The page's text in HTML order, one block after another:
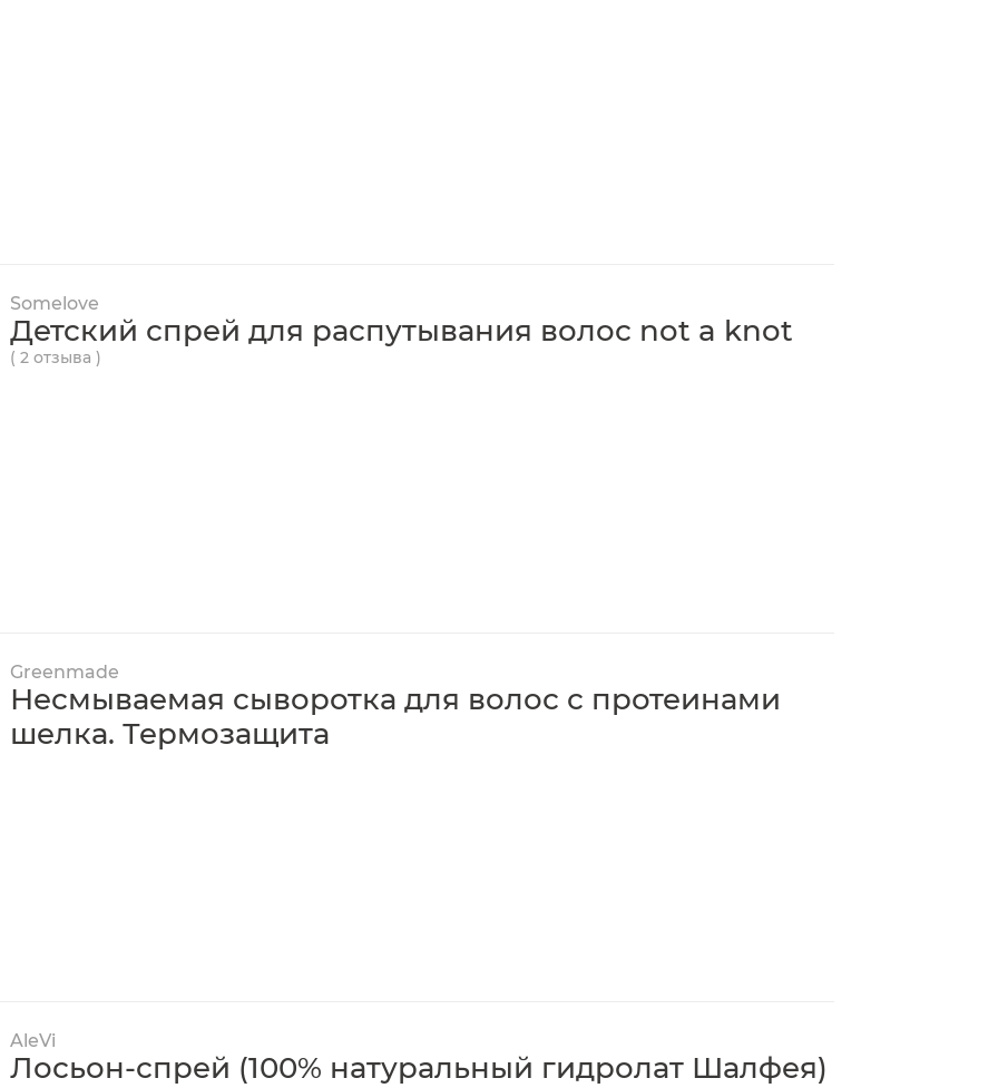
Somelove
Детский спрей для распутывания волос not a knot
( 2 отзыва )
Greenmade
Несмываемая сыворотка для волос с протеинами
шелка. Термозащита
AleVi
Лосьон-спрей (100% натуральный гидролат Шалфея)